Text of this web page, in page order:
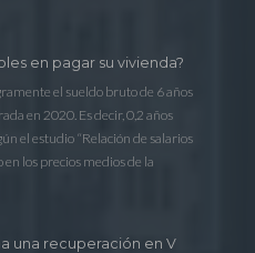
en pagar su vivienda?
el sueldo bruto de 6 años
en 2020. Es decir, 0,2 años
el estudio “Relación de salarios
los precios medios de la
una recuperación en V